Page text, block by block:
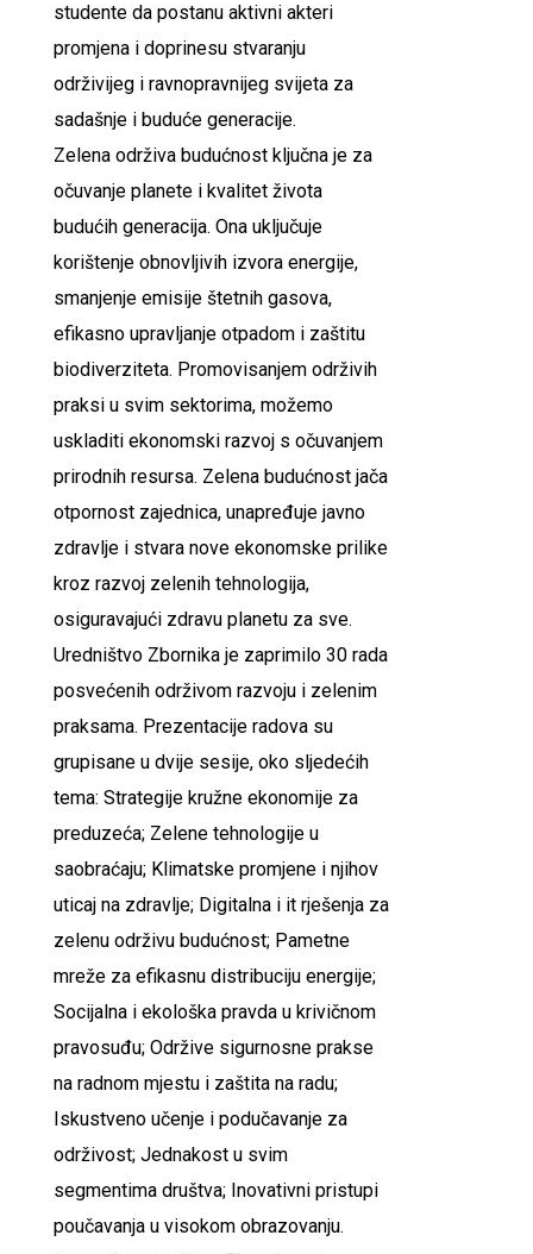
studente da postanu aktivni akteri
promjena i doprinesu stvaranju
održivijeg i ravnopravnijeg svijeta za
sadašnje i buduće generacije.
Zelena održiva budućnost ključna je za
očuvanje planete i kvalitet života
budućih generacija. Ona uključuje
korištenje obnovljivih izvora energije,
smanjenje emisije štetnih gasova,
efikasno upravljanje otpadom i zaštitu
biodiverziteta. Promovisanjem održivih
praksi u svim sektorima, možemo
uskladiti ekonomski razvoj s očuvanjem
prirodnih resursa. Zelena budućnost jača
otpornost zajednica, unapređuje javno
zdravlje i stvara nove ekonomske prilike
kroz razvoj zelenih tehnologija,
osiguravajući zdravu planetu za sve.
Uredništvo Zbornika je zaprimilo 30 rada
posvećenih održivom razvoju i zelenim
praksama. Prezentacije radova su
grupisane u dvije sesije, oko sljedećih
tema: Strategije kružne ekonomije za
preduzeća; Zelene tehnologije u
saobraćaju; Klimatske promjene i njihov
uticaj na zdravlje; Digitalna i it rješenja za
zelenu održivu budućnost; Pametne
mreže za efikasnu distribuciju energije;
Socijalna i ekološka pravda u krivičnom
pravosuđu; Održive sigurnosne prakse
na radnom mjestu i zaštita na radu;
Iskustveno učenje i podučavanje za
održivost; Jednakost u svim
segmentima društva; Inovativni pristupi
poučavanja u visokom obrazovanju.